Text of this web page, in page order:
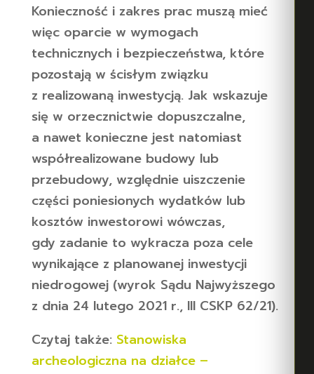
Konieczność i zakres prac muszą mieć
więc oparcie w wymogach
technicznych i bezpieczeństwa, które
pozostają w ścisłym związku
z realizowaną inwestycją. Jak wskazuje
się w orzecznictwie dopuszczalne,
a nawet konieczne jest natomiast
współrealizowane budowy lub
przebudowy, względnie uiszczenie
części poniesionych wydatków lub
kosztów inwestorowi wówczas,
gdy zadanie to wykracza poza cele
wynikające z planowanej inwestycji
niedrogowej (wyrok Sądu Najwyższego
z dnia 24 lutego 2021 r., III CSKP 62/21).
Czytaj także: Stanowiska
archeologiczna na działce –